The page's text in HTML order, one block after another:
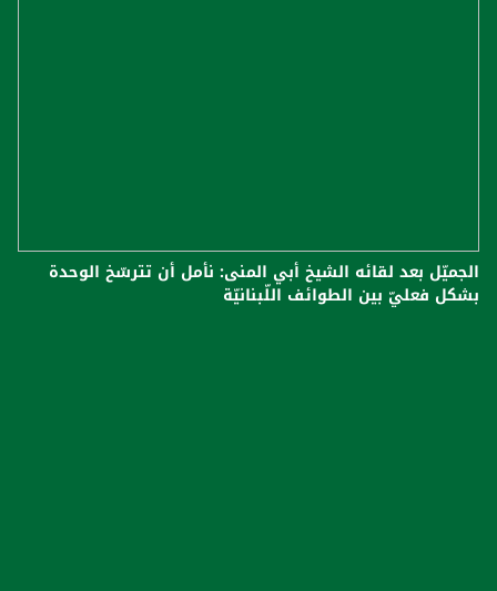
الجميّل بعد لقائه الشيخ أبي المنى: نأمل أن تترسّخ الوحدة
بشكل فعليّ بين الطوائف اللّبنانيّة